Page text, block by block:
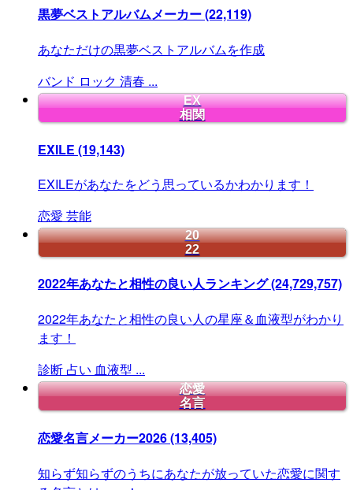
黒夢ベストアルバムメーカー(22,119)
あなただけの黒夢ベストアルバムを作成
バンド ロック 清春 ...
EX
相関
EXILE (19,143)
EXILEがあなたをどう思っているかわかります！
恋愛 芸能
20
22
2022年あなたと相性の良い人ランキング(24,729,757)
2022年あなたと相性の良い人の星座＆血液型がわかり
ます！
診断 占い 血液型 ...
恋愛
名言
恋愛名言メーカー2026(13,405)
知らず知らずのうちにあなたが放っていた恋愛に関す